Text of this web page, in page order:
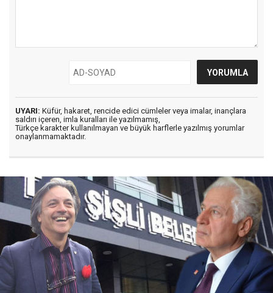
UYARI: Küfür, hakaret, rencide edici cümleler veya imalar, inançlara
saldırı içeren, imla kuralları ile yazılmamış,
Türkçe karakter kullanılmayan ve büyük harflerle yazılmış yorumlar
onaylanmamaktadır.